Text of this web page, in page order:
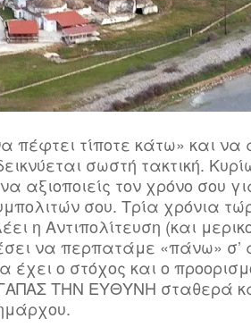
πέφτει τίποτε κάτω» και
σωστή τακτική.
αξιοποιείς τον χρόνο σου
σου. Τρία χρόνια
η Αντιπολίτευση (και
να περπατάμε «πάνω» σ’
ο στόχος και ο
ΤΗΝ ΕΥΘΥΝΗ σταθερά